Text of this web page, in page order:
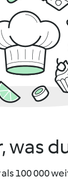
was
100 000